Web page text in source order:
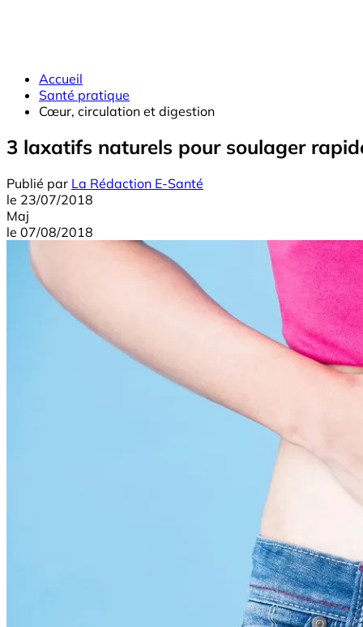
Accueil
Santé pratique
Cœur, circulation et digestion
3 laxatifs naturels pour soulager
Publié par La Rédaction E-Santé
le 23/07/2018
Maj
le 07/08/2018